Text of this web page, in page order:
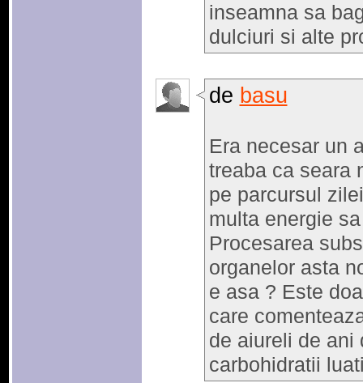
inseamna sa
dulciuri si alte
de basu
Era necesar un
treaba ca seara
pe parcursul
multa energie
Procesarea
organelor asta
e asa ? Este
care
de aiureli de ani
carbohidratii